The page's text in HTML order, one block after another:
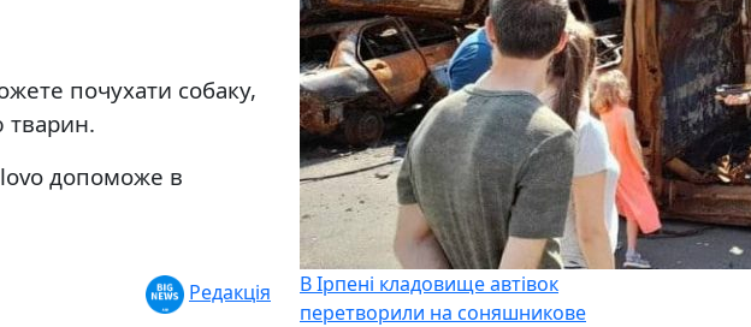
почухати собаку,
тварин.
допоможе в
Редакція
В Ірпені кладовище автівок
перетворили на соняшникове